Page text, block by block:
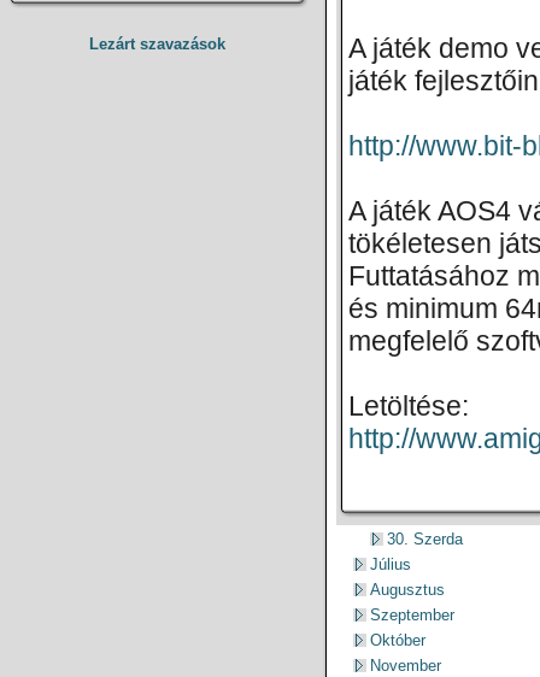
Lezárt szavazások
A játék demo
játék
http://www.bit-
A játék AOS4
tökéletesen
Futtatásához
és minimum
megfelelő
Letöltése:
http://
30. Szerda
Július
Augusztus
Szeptember
Október
November